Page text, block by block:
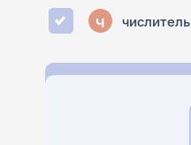
ч числитель